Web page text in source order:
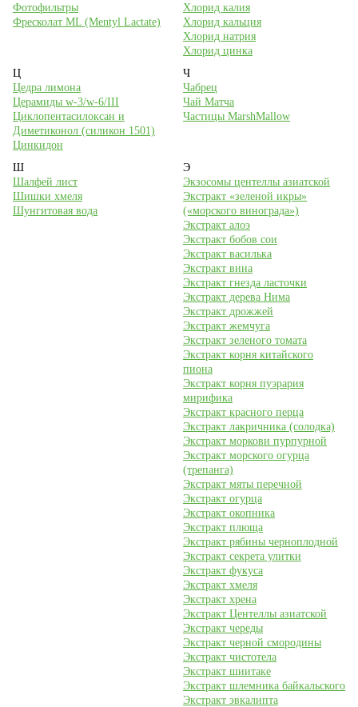
Фотофильтры
Фресколат ML (Mentyl Lactate)
Хлорид калия
Хлорид кальция
Хлорид натрия
Хлорид цинка
Ц
Цедра лимона
Церамиды w-3/w-6/III
Циклопентасилоксан и
Диметиконол (силикон 1501)
Цинкидон
Ч
Чабрец
Чай Матча
Частицы MarshMallow
Ш
Шалфей лист
Шишки хмеля
Шунгитовая вода
Э
Экзосомы центеллы азиатской
Экстракт «зеленой икры»
(«морского винограда»)
Экстракт алоэ
Экстракт бобов сои
Экстракт василька
Экстракт вина
Экстракт гнезда ласточки
Экстракт дерева Нима
Экстракт дрожжей
Экстракт жемчуга
Экстракт зеленого томата
Экстракт корня китайского
пиона
Экстракт корня пуэрария
мирифика
Экстракт красного перца
Экстракт лакричника (солодка)
Экстракт моркови пурпурной
Экстракт морского огурца
(трепанга)
Экстракт мяты перечной
Экстракт огурца
Экстракт окопника
Экстракт плюща
Экстракт рябины черноплодной
Экстракт секрета улитки
Экстракт фукуса
Экстракт хмеля
Экстракт хрена
Экстракт Центеллы азиатской
Экстракт череды
Экстракт черной смородины
Экстракт чистотела
Экстракт шиитаке
Экстракт шлемника байкальского
Экстракт эвкалипта